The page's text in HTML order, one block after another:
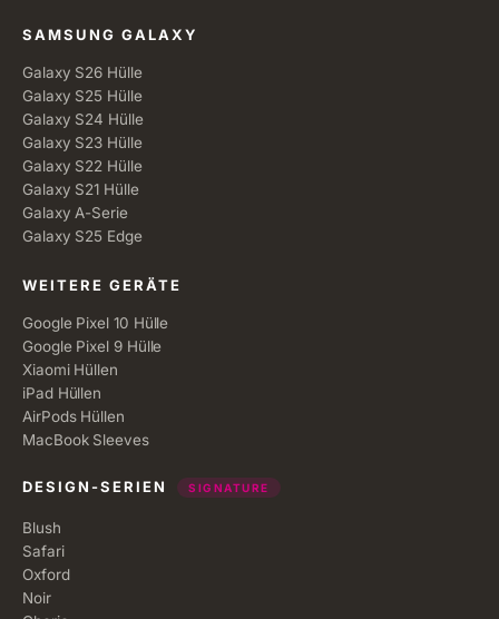
SAMSUNG GALAXY
Galaxy S26 Hülle
Galaxy S25 Hülle
Galaxy S24 Hülle
Galaxy S23 Hülle
Galaxy S22 Hülle
Galaxy S21 Hülle
Galaxy A-Serie
Galaxy S25 Edge
WEITERE GERÄTE
Google Pixel 10 Hülle
Google Pixel 9 Hülle
Xiaomi Hüllen
iPad Hüllen
AirPods Hüllen
MacBook Sleeves
DESIGN-SERIEN SIGNATURE
Blush
Safari
Oxford
Noir